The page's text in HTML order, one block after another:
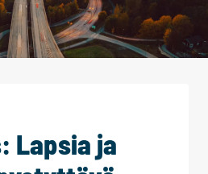
Lapsia ja